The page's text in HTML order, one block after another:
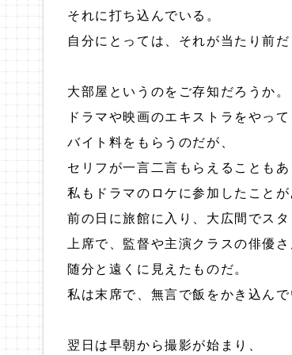
それに打ち込んでいる。
自分にとっては、それが当たり前だ
大部屋というのをご存知だろうか。
ドラマや映画のエキストラをやって
バイト料をもらうのだが、
セリフが一言二言もらえることもあ
私もドラマのロケに参加したことが
前の日に旅館に入り、大広間でス
上席で、監督や主演クラスの俳優
随分と遠くに見えたものだ。
私は末席で、無言で飯をかき込んで
翌日は早朝から撮影が始まり、